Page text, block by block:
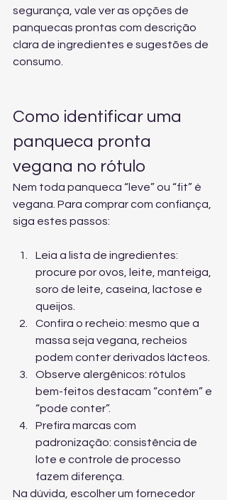
segurança, vale ver as opções de
panquecas prontas com descrição
clara de ingredientes e sugestões de
consumo.
Como identificar uma
panqueca pronta
vegana no rótulo
Nem toda panqueca “leve” ou “fit” é
vegana. Para comprar com confiança,
siga estes passos:
Leia a lista de ingredientes:
procure por ovos, leite, manteiga,
soro de leite, caseína, lactose e
queijos.
Confira o recheio: mesmo que a
massa seja vegana, recheios
podem conter derivados lácteos.
Observe alergênicos: rótulos
bem-feitos destacam “contém” e
“pode conter”.
Prefira marcas com
padronização: consistência de
lote e controle de processo
fazem diferença.
Na dúvida, escolher um fornecedor